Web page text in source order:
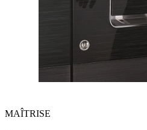
MAÎTRISE